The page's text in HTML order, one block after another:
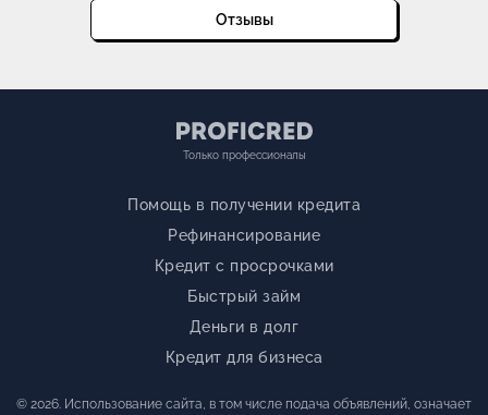
Отзывы
Только профессионалы
Помощь в получении кредита
Рефинансирование
Кредит с просрочками
Быстрый займ
Деньги в долг
Кредит для бизнеса
© 2026. Использование сайта, в том числе подача объявлений, означает